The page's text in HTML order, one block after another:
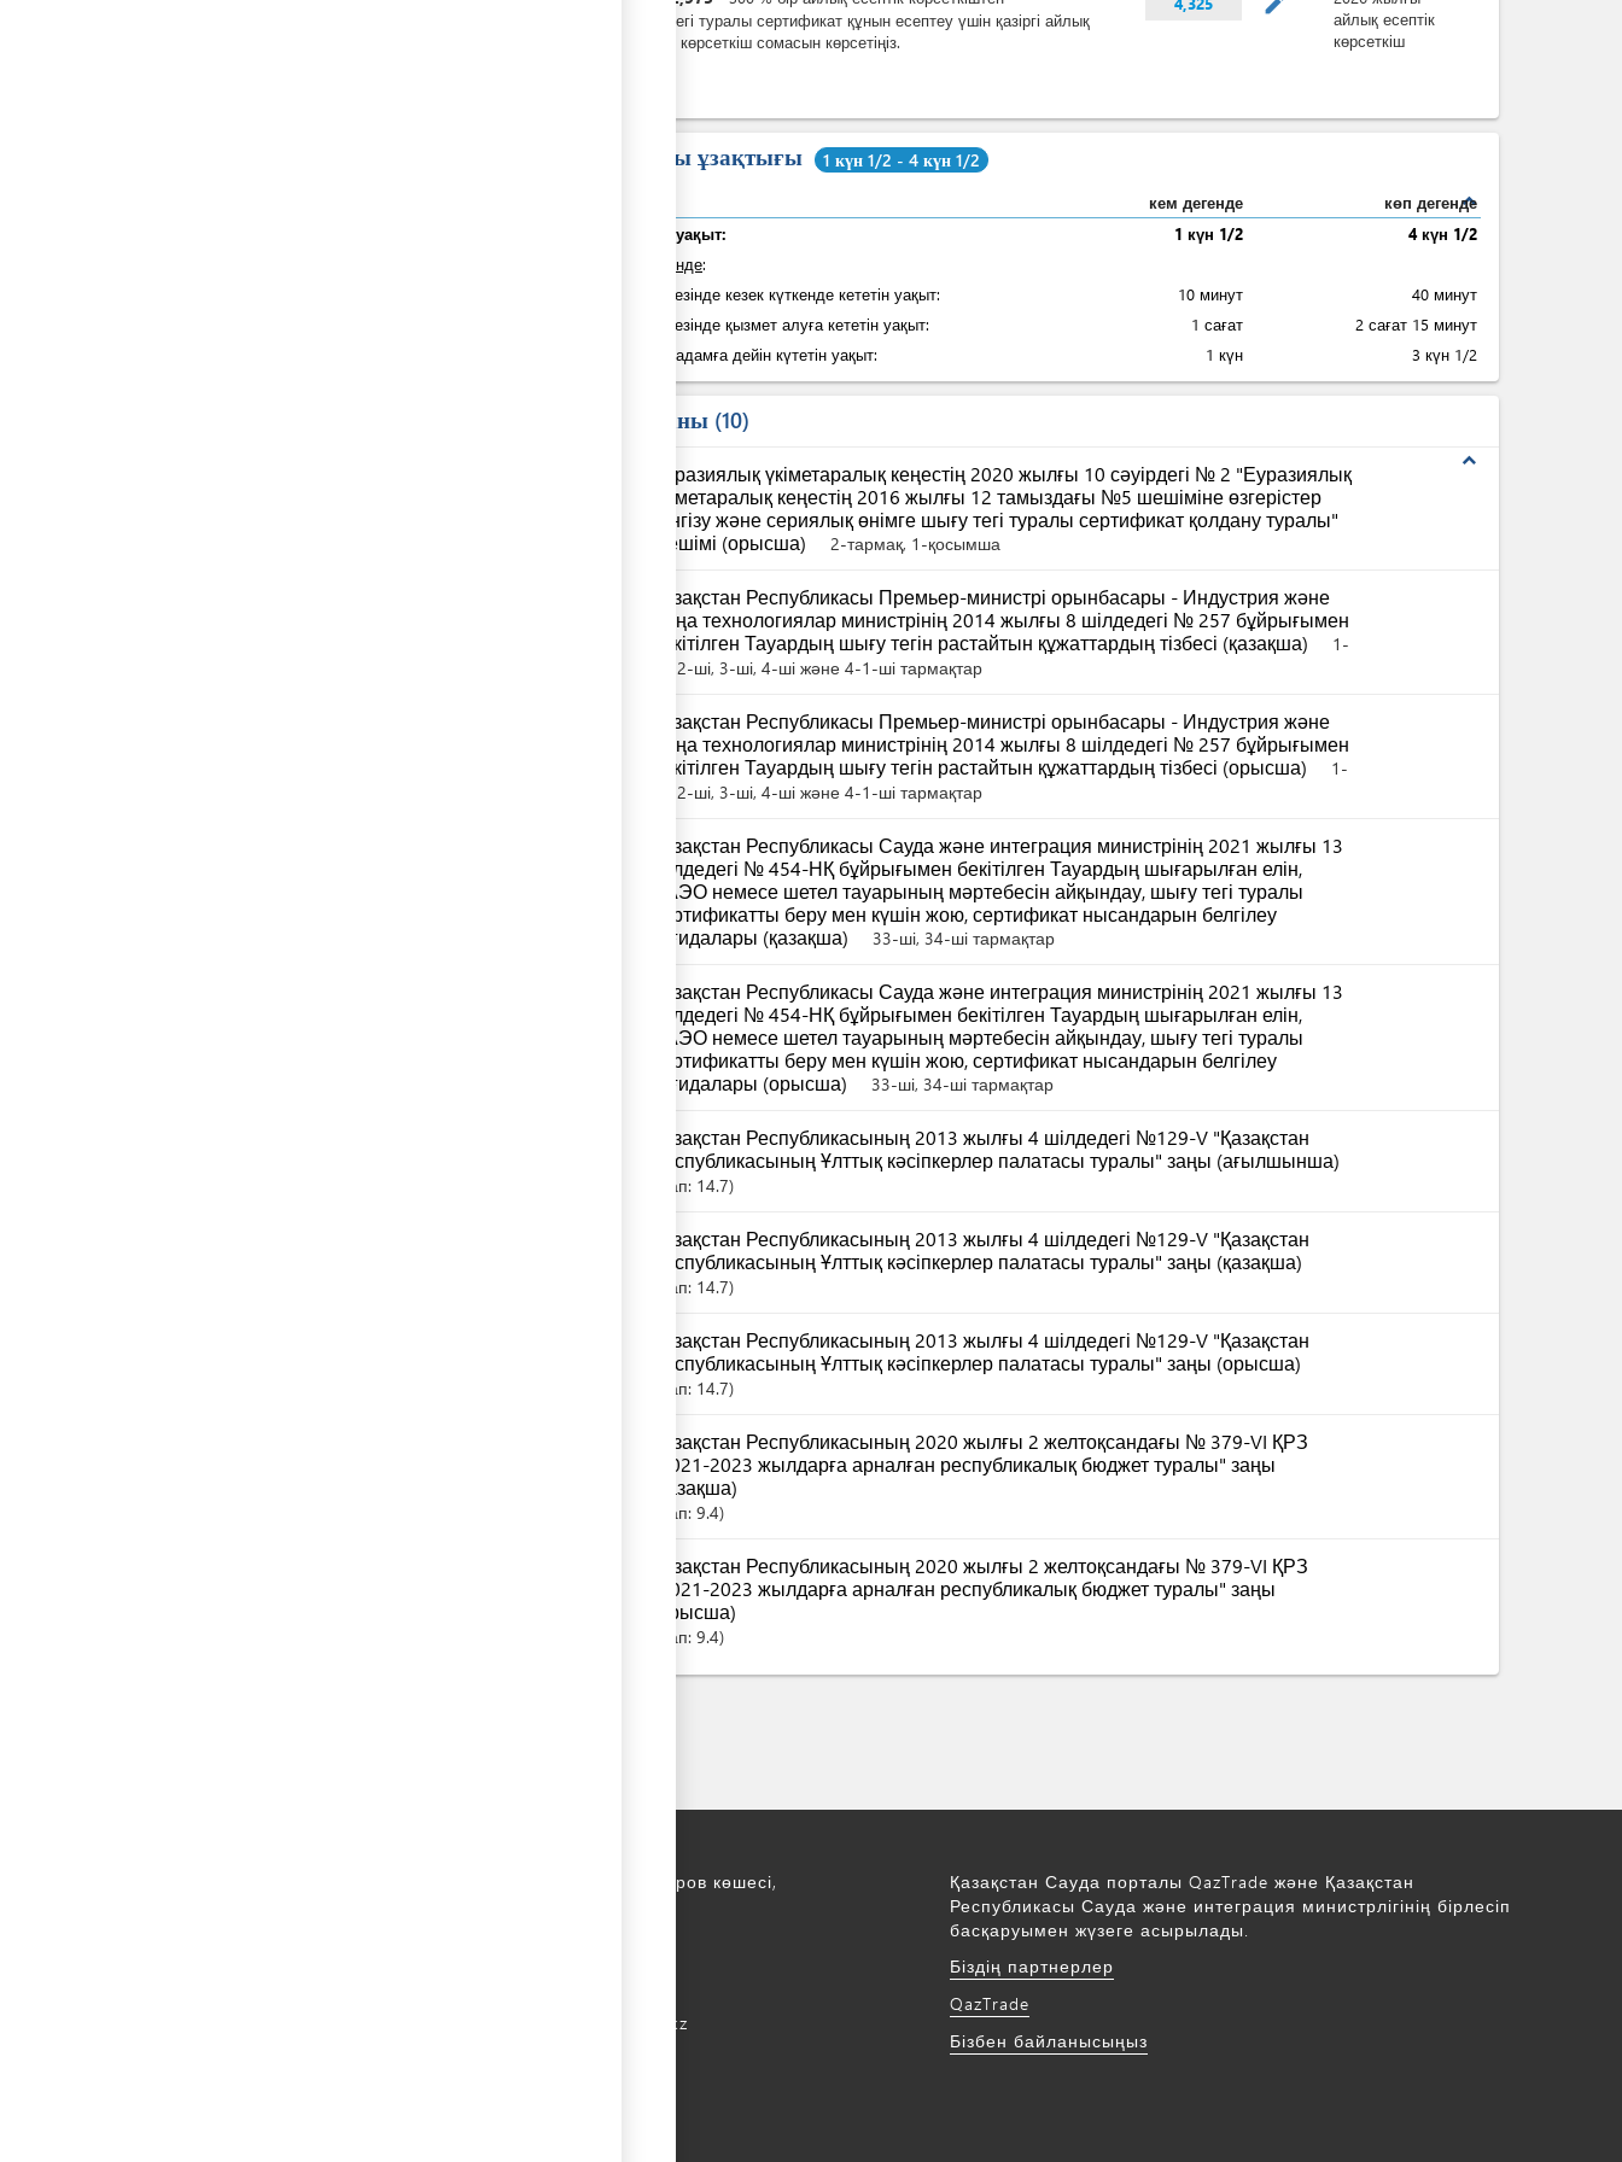
Шығу тегі туралы сертификат құнын есептеу үшін қазіргі айлық
есептік көрсеткіш сомасын көрсетіңіз.
айлық есептік
көрсеткіш
Жалпы ұзақтығы 1 күн 1/2 - 4 күн 1/2
expand_less
кем дегенде
көп дегенде
Жалпы уақыт:
1 күн 1/2
4 күн 1/2
оның ішінде:
Қадам кезінде кезек күткенде кететін уақыт:
10 минут
40 минут
Қадам кезінде қызмет алуға кететін уақыт:
1 сағат
2 сағат 15 минут
Келесі қадамға дейін күтетін уақыт:
1 күн 3 күн 1/2
Заң саны 10
expand_less
Еуразиялық үкіметаралық кеңестің 2020 жылғы 10 сәуірдегі № 2 "Еуразиялық
үкіметаралық кеңестің 2016 жылғы 12 тамыздағы №5 шешіміне өзгерістер
егнгізу және сериялық өнімге шығу тегі туралы сертификат қолдану туралы"
шешімі (орысша)
2-тармақ, 1-қосымша
Қазақстан Республикасы Премьер-министрі орынбасары - Индустрия және
жаңа технологиялар министрінің 2014 жылғы 8 шілдедегі № 257 бұйрығымен
бекітілген Тауардың шығу тегін растайтын құжаттардың тізбесі (қазақша)
1-
ші, 2-ші, 3-ші, 4-ші және 4-1-ші тармақтар
Қазақстан Республикасы Премьер-министрі орынбасары - Индустрия және
жаңа технологиялар министрінің 2014 жылғы 8 шілдедегі № 257 бұйрығымен
бекітілген Тауардың шығу тегін растайтын құжаттардың тізбесі (орысша)
1-
ші, 2-ші, 3-ші, 4-ші және 4-1-ші тармақтар
Қазақстан Республикасы Сауда және интеграция министрінің 2021 жылғы 13
шілдедегі № 454-НҚ бұйрығымен бекітілген Тауардың шығарылған елін,
ЕАЭО немесе шетел тауарының мәртебесін айқындау, шығу тегі туралы
сертификатты беру мен күшін жою, сертификат нысандарын белгілеу
қағидалары (қазақша)
33-ші, 34-ші тармақтар
Қазақстан Республикасы Сауда және интеграция министрінің 2021 жылғы 13
шілдедегі № 454-НҚ бұйрығымен бекітілген Тауардың шығарылған елін,
ЕАЭО немесе шетел тауарының мәртебесін айқындау, шығу тегі туралы
сертификатты беру мен күшін жою, сертификат нысандарын белгілеу
қағидалары (орысша)
33-ші, 34-ші тармақтар
Қазақстан Республикасының 2013 жылғы 4 шілдедегі №129-V "Қазақстан
Республикасының Ұлттық кәсіпкерлер палатасы туралы" заңы (ағылшынша)
Бап: 14.7
Қазақстан Республикасының 2013 жылғы 4 шілдедегі №129-V "Қазақстан
Республикасының Ұлттық кәсіпкерлер палатасы туралы" заңы (қазақша)
Бап: 14.7
Қазақстан Республикасының 2013 жылғы 4 шілдедегі №129-V "Қазақстан
Республикасының Ұлттық кәсіпкерлер палатасы туралы" заңы (орысша)
Бап: 14.7
Қазақстан Республикасының 2020 жылғы 2 желтоқсандағы № 379-VI ҚРЗ
"2021-2023 жылдарға арналған республикалық бюджет туралы" заңы
(қазақша)
Бап: 9.4
Қазақстан Республикасының 2020 жылғы 2 желтоқсандағы № 379-VI ҚРЗ
"2021-2023 жылдарға арналған республикалық бюджет туралы" заңы
(орысша)
Бап: 9.4
Астана қ., С. Асфендияров көшесі,
kense@qaztrade.org.kz
Қазақстан Сауда порталы QazTrade және Қазақстан
Республикасы Сауда және интеграция министрлігінің бірлесіп
басқаруымен жүзеге асырылады.
Біздің партнерлер
QazTrade
Бізбен байланысыңыз